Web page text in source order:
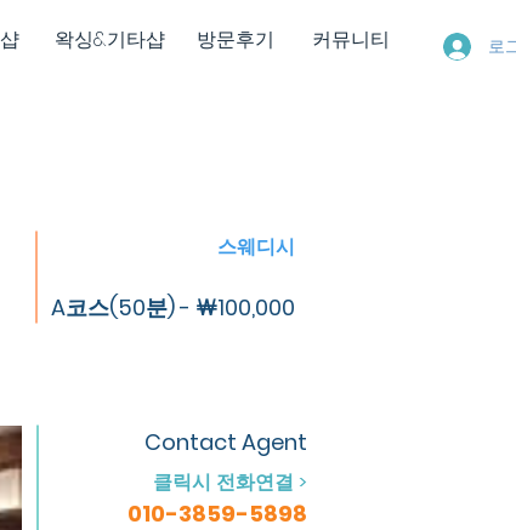
왁싱&기타샵 방문후기 커뮤니티 로
스웨디시
A코스(50분) - ￦100,000
Contact Agent
클릭시 전화연결 >
010-3859-5898